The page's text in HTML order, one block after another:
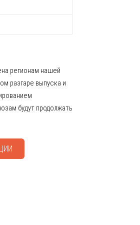
регионам нашей
разгаре выпуска и
будут продолжать